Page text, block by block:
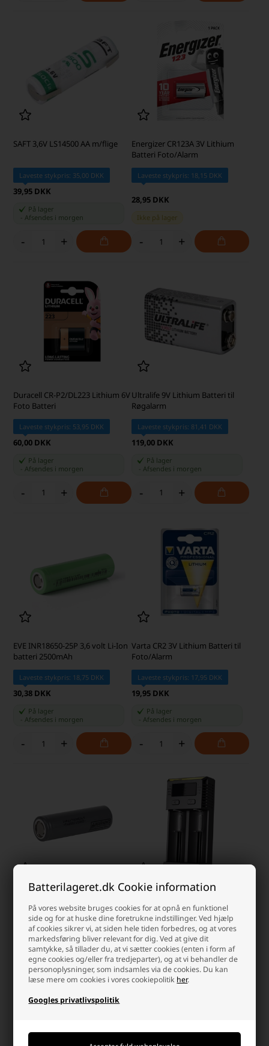
Batterilageret.dk Cookie information
På vores website bruges cookies for at opnå en funktionel
side og for at huske dine foretrukne indstillinger. Ved hjælp
af cookies sikrer vi, at siden hele tiden forbedres, og at vores
markedsføring bliver relevant for dig. Ved at give dit
samtykke, så tillader du, at vi sætter cookies (enten i form af
egne cookies og/eller fra tredjeparter), og at vi behandler de
personoplysninger, som indsamles via de cookies. Du kan
læse mere om cookies i vores cookiepolitik her.
Googles privatlivspolitik
SAFT 3,6V LS14500 AA m/flige
Laveste stykpris: 35,00 DKK
39,95 DKK
På lager
-Afsendes i morgen
- +
Energizer CR123A 3V Lithium
Batteri Foto/Alarm
Laveste stykpris: 18,15 DKK
28,95 DKK
Ikke på lager
- +
Duracell CR-P2/DL223 Lithium 6V
Foto Batteri
Laveste stykpris: 53,95 DKK
60,00 DKK
På lager
Afsendes i morgen
- +
Ultralife 9V Lithium Batteri til
Røgalarm
Laveste stykpris: 81,41 DKK
119,00 DKK
På lager
Afsendes i morgen
- +
EVE INR18650-25P 3,6 volt Li-Ion
batteri 2500mAh
Laveste stykpris: 18,75 DKK
30,38 DKK
På lager
-Afsendes i morgen
- +
Varta CR2 3V Lithium Batteri til
Foto/Alarm
Laveste stykpris: 17,95 DKK
19,95 DKK
På lager
Afsendes i morgen
- +
LG INR21700 M50LT Li-Ion
batteri 3,6 volt 4930mAh
Laveste stykpris: 28,56 DKK
36,44 DKK
På lager
Afsendesi morgen
+
oplader til
14500/17335/18650/26650 (2
batterier)
139,00 DKK
På lager
-Afsendes i morgen